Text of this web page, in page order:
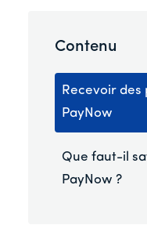
Contenu
Recevoir des
PayNow
Que faut-il
PayNow ?